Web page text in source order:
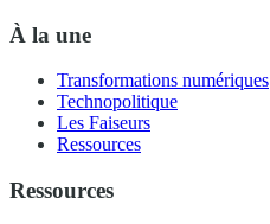
À la une
Transformations numériques
Technopolitique
Les Faiseurs
Ressources
Ressources